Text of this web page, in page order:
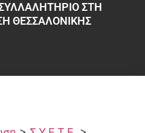
ΣΤΗ
ΘΕΣΣΑΛΟΝΙΚΗΣ